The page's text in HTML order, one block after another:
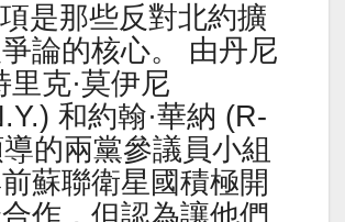
是那些反對北約擴
論的核心。 由丹尼
里克·莫伊尼
和約翰·華納 (R-
的兩黨參議員小組
蘇聯衛星國積極開
作，但認為讓他們